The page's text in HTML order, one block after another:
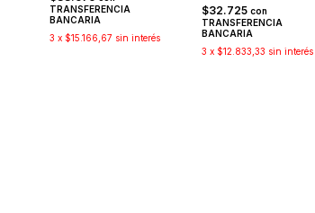
TRANSFERENCIA
BANCARIA
3 x $15.166,67 sin interés
$32.725 con
TRANSFERENCIA
BANCARIA
3 x $12.833,33 sin interés